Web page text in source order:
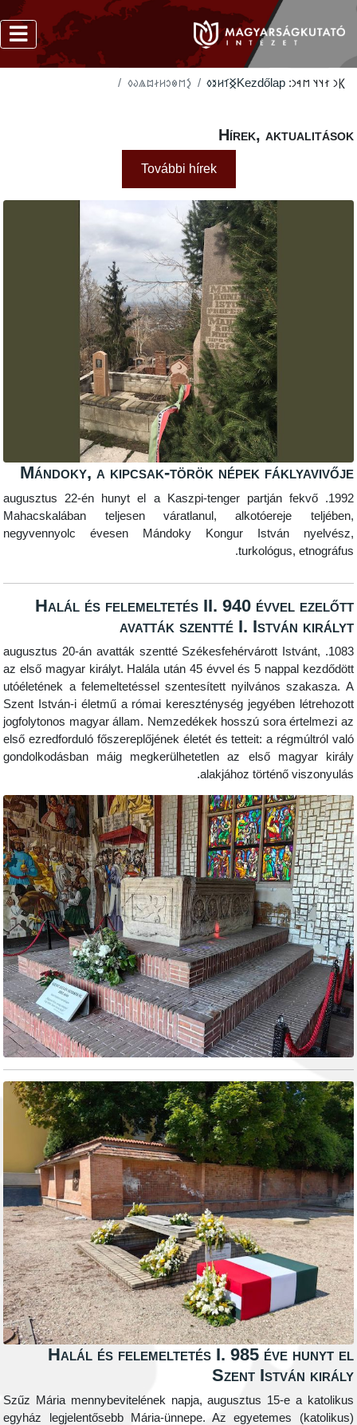
Kezdőlap
‮𐲏𐳑𐳢𐳉𐳓
‮𐲋𐳮𐳌𐳛𐳢𐳇𐳪𐳖𐳜𐳓
Hírek,
További hírek
Mándoky, a kipcsak-török népek
1992. augusztus 22-én hunyt el a Kaszpi-tenger partján
Mahacskalában teljesen váratlanul,
negyvennyolc évesen Mándoky Kongur
Halál és felemeltetés II. 940
avatták szentté I.
1083. augusztus 20-án avatták szentté Székesfehérvárott
az első magyar királyt. Halála után 45 évvel és 5
utóéletének a felemeltetéssel szentesített nyilvános
Szent István-i életmű a római kereszténység
jogfolytonos magyar állam. Nemzedékek hosszú sora
első ezredforduló főszereplőjének életét és tetteit: a
gondolkodásban máig megkerülhetetlen az első
alakjához történő
Halál és felemeltetés I. 985 éve
Szent
Szűz Mária mennybevitelének napja, augusztus 15-
egyház legjelentősebb Mária-ünnepe. Az